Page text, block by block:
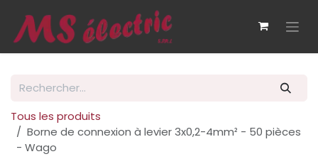
Tous les produits
Borne de connexion à levier 3x0,2-4mm² - 50 pièces
- Wago